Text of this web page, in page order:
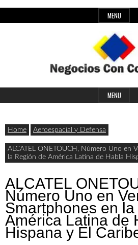
to
MENU
Negocios
con
Colombia
Últimas
noticias,
comunicados
y
actualidad
de
negocios
con
Colombia.
Header
MENU
Home Aeroespacial y Defensa
ALCATEL ONETOUCH, Número Uno en
la Región de América Latina de Habla
ALCATEL
Número Uno en
Smartphones en
América Latina de
Hispana y El